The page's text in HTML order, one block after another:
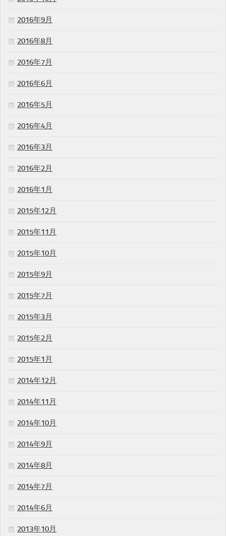
2016年9月
2016年8月
2016年7月
2016年6月
2016年5月
2016年4月
2016年3月
2016年2月
2016年1月
2015年12月
2015年11月
2015年10月
2015年9月
2015年7月
2015年3月
2015年2月
2015年1月
2014年12月
2014年11月
2014年10月
2014年9月
2014年8月
2014年7月
2014年6月
2013年10月